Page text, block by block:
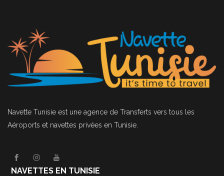
Navette Tunisie est une agence de Transferts vers tous les
Aéroports et navettes privées en Tunisie.
NAVETTES EN TUNISIE